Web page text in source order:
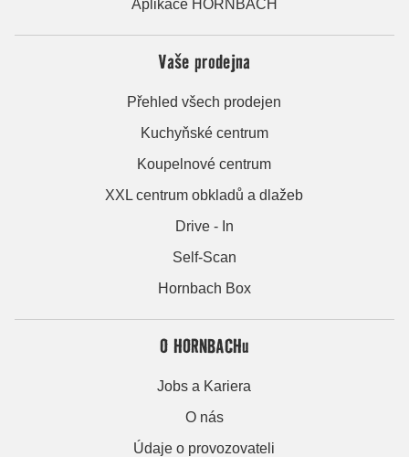
Aplikace HORNBACH
Vaše prodejna
Přehled všech prodejen
Kuchyňské centrum
Koupelnové centrum
XXL centrum obkladů a dlažeb
Drive - In
Self-Scan
Hornbach Box
O HORNBACHu
Jobs a Kariera
O nás
Údaje o provozovateli